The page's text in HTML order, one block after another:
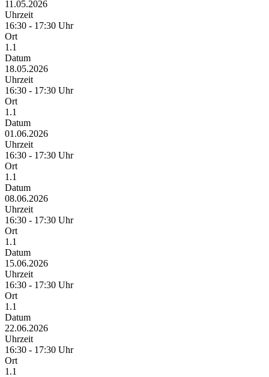
11.05.2026
Uhrzeit
16:30 - 17:30 Uhr
Ort
1.1
Datum
18.05.2026
Uhrzeit
16:30 - 17:30 Uhr
Ort
1.1
Datum
01.06.2026
Uhrzeit
16:30 - 17:30 Uhr
Ort
1.1
Datum
08.06.2026
Uhrzeit
16:30 - 17:30 Uhr
Ort
1.1
Datum
15.06.2026
Uhrzeit
16:30 - 17:30 Uhr
Ort
1.1
Datum
22.06.2026
Uhrzeit
16:30 - 17:30 Uhr
Ort
1.1